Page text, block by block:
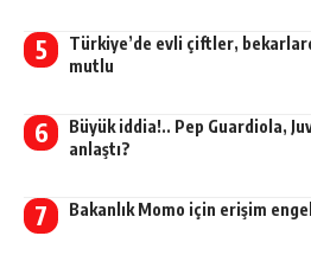
Türkiye’de evli çiftler,
mutlu
Büyük iddia!.. Pep Guardiola,
anlaştı?
Bakanlık Momo için erişim